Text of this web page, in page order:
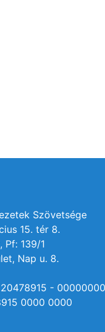
Szövetsége
15. tér 8.
Pf: 139/1
Nap u. 8.
20478915 - 00000000
0000 0000